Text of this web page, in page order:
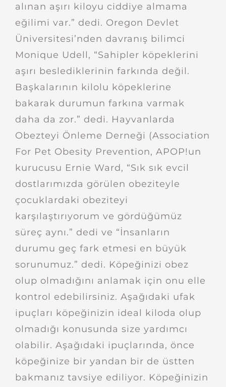
alınan aşırı kiloyu ciddiye almama
eğilimi var.” dedi. Oregon Devlet
Üniversitesi’nden davranış bilimci
Monique Udell, “Sahipler köpeklerini
aşırı beslediklerinin farkında değil.
Başkalarının kilolu köpeklerine
bakarak durumun farkına varmak
daha da zor.” dedi. Hayvanlarda
Obezteyi Önleme Derneği (Association
For Pet Obesity Prevention, APOP!un
kurucusu Ernie Ward, “Sık sık evcil
dostlarımızda görülen obeziteyle
çocuklardaki obeziteyi
karşılaştırıyorum ve gördüğümüz
süreç aynı.” dedi ve “İnsanların
durumu geç fark etmesi en büyük
sorunumuz.” dedi. Köpeğinizi obez
olup olmadığını anlamak için onu elle
kontrol edebilirsiniz. Aşağıdaki ufak
ipuçları köpeğinizin ideal kiloda olup
olmadığı konusunda size yardımcı
olabilir. Aşağıdaki ipuçlarında, önce
köpeğinize bir yandan bir de üstten
bakmanız tavsiye ediliyor. Köpeğinizin